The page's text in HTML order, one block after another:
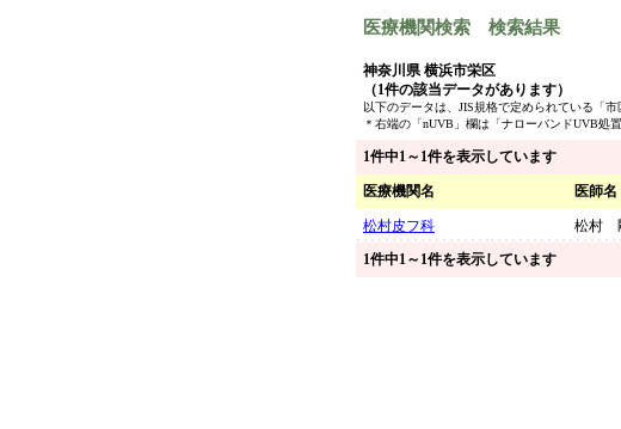
医療機関検索 検索結果
神奈川県 横浜市栄区
（1件の該当データがあります）
以下のデータは、JIS規格で定められている「
＊右端の「nUVB」欄は「ナローバンドUVB処
1件中1～1件を表示しています
医療機関名 医師名
松村皮フ科 松村
1件中1～1件を表示しています